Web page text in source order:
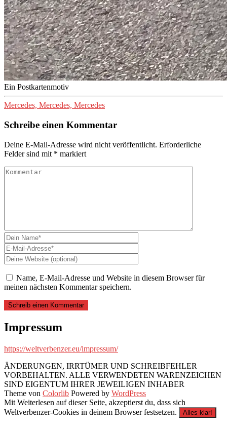
Ein Postkartenmotiv
Mercedes, Mercedes, Mercedes
Schreibe einen Kommentar
Deine E-Mail-Adresse wird nicht veröffentlicht. Erforderliche
Felder sind mit * markiert
Name, E-Mail-Adresse und Website in diesem Browser für
meinen nächsten Kommentar speichern.
Impressum
https://weltverbenzer.eu/impressum/
ÄNDERUNGEN, IRRTÜMER UND SCHREIBFEHLER
VORBEHALTEN. ALLE VERWENDETEN WARENZEICHEN
SIND EIGENTUM IHRER JEWEILIGEN INHABER
Theme von Colorlib Powered by WordPress
Mit Weiterlesen auf dieser Seite, akzeptierst du, dass sich
Weltverbenzer-Cookies in deinem Browser festsetzen.
Alles klar!